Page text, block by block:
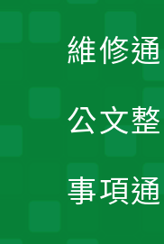
維修
公文
事項